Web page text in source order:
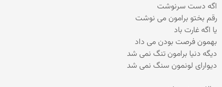
اگه دست سرنوشت
رقم بختو برامون می نوشت
یا اگه غارت باد
بهمون فرصت بودن می داد
دیگه دنیا برامون تنگ نمی شد
دیوارای لونمون سنگ نمی شد